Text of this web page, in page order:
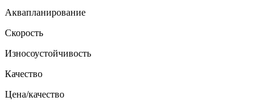
Аквапланирование
Скорость
Износоустойчивость
Качество
Цена/качество